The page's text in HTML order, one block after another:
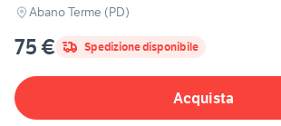
Abano Terme (PD)
75 € Spedizione disponibile
Acquista